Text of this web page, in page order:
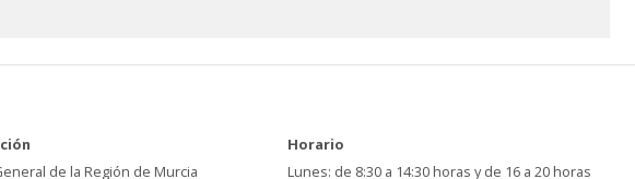
de la Región de Murcia
Horario
Lunes: de 8:30 a 14:30 horas y de 16 a 20 horas